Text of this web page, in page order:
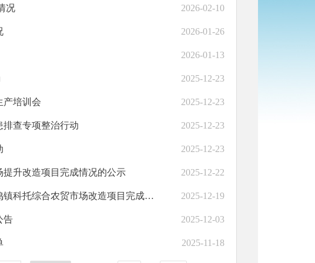
况 2026-02-10
2026-01-26
2026-01-13
2025-12-23
产培训会 2025-12-23
查专项整治行动 2025-12-23
2025-12-23
升改造项目完成情况的公示 2025-12-22
和政县工业信息化和商务局关于2025年和政县松鸣镇科托综合农贸市场改造项目完成情况的公示 2025-12-19
告 2025-12-03
2025-11-18